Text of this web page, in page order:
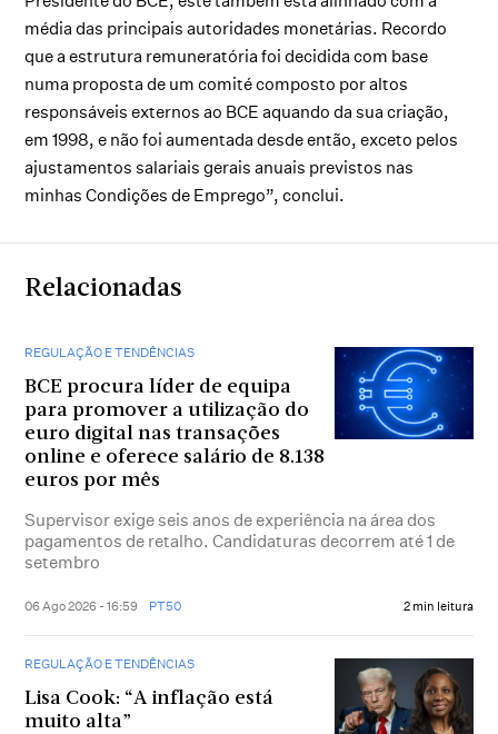
média das principais autoridades monetárias. Recordo
que a estrutura remuneratória foi decidida com base
numa proposta de um comité composto por altos
responsáveis externos ao BCE aquando da sua criação,
em 1998, e não foi aumentada desde então, exceto pelos
ajustamentos salariais gerais anuais previstos nas
minhas Condições de Emprego”, conclui.
Relacionadas
REGULAÇÃO E TENDÊNCIAS
BCE procura líder de equipa
para promover a utilização do
euro digital nas transações
online e oferece salário de 8.138
euros por mês
Supervisor exige seis anos de experiência na área dos
pagamentos de retalho. Candidaturas decorrem até 1 de
setembro
06 Ago 2026 - 16:59 PT50 2 min leitura
REGULAÇÃO E TENDÊNCIAS
Lisa Cook: “A inflação está
muito alta”